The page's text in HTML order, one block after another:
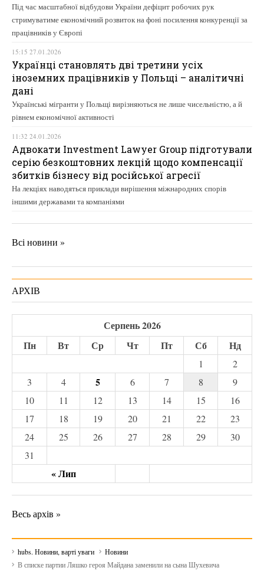
Під час масштабної відбудови України дефіцит робочих рук
стримуватиме економічний розвиток на фоні посилення конкуренції за
працівників у Європі
15:15 27.01.2026
Українці становлять дві третини усіх
іноземних працівників у Польщі – аналітичні
дані
Українські мігранти у Польщі вирізняються не лише чисельністю, а й
рівнем економічної активності
11:32 24.01.2026
Адвокати Investment Lawyer Group підготували
серію безкоштовних лекцій щодо компенсації
збитків бізнесу від російської агресії
На лекціях наводяться приклади вирішення міжнародних спорів
іншими державами та компаніями
Всі новини »
АРХІВ
Серпень 2026
Пн
Вт Ср Чт Пт Сб Нд
« Лип
1
2
3
4 5 6 7 8
9
10
11 12 13 14 15
16
17
18 19 20 21 22
23
24
25 26 27 28 29
30
31
Весь архів »
hubs. Новини, варті уваги
Новини
В списке партии Ляшко героя Майдана заменили на сына Шухевича